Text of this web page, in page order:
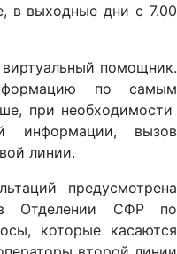
в выходные дни с 7.00
помощник.
по самым
при необходимости
информации, вызов
линии.
предусмотрена
Отделении СФР по
которые касаются